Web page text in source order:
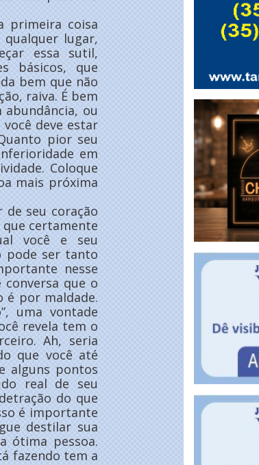
primeira coisa
lugar,
essa sutil,
básicos, que
bem que não
raiva. É bem
ou
deve estar
pior seu
em
Coloque
mais próxima
de seu coração
certamente
você e seu
pode ser tanto
nesse
que o
é por maldade.
uma vontade
revela tem o
Ah, seria
que você até
alguns pontos
real de seu
do que
é importante
destilar sua
ótima pessoa.
fazendo tem a